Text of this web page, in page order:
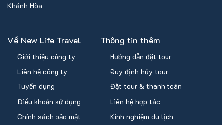
Khánh Hòa
Về New Life Travel
Giới thiệu công ty
Liên hệ công ty
Tuyển dụng
Điều khoản sử dụng
Chính sách bảo mật
Thông tin thêm
Hướng dẫn đặt tour
Quy định hủy tour
Đặt tour & thanh toán
Liên hệ hợp tác
Kinh nghiệm du lịch